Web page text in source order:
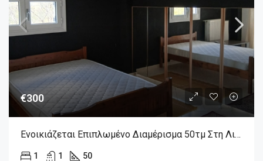
€300
Ενοικιάζεται Επιπλωμένο Διαμέρισμα 50τμ Στη Λιβαδειά
1 1 50